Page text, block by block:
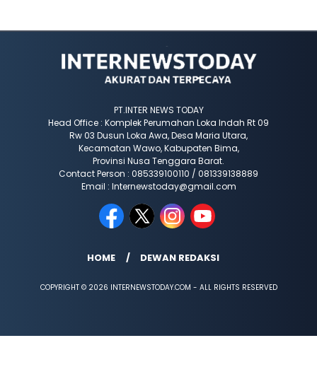
PT.INTER NEWS TODAY
Head Office : Komplek Perumahan Loka Indah Rt 09
Rw 03 Dusun Loka Awa, Desa Maria Utara,
Kecamatan Wawo, Kabupaten Bima,
Provinsi Nusa Tenggara Barat.
Contact Person : 085339100110 / 081339138889
Email : Internewstoday@gmail.com
HOME DEWAN REDAKSI
COPYRIGHT © 2026 INTERNEWSTODAY.COM - ALL RIGHTS RESERVED